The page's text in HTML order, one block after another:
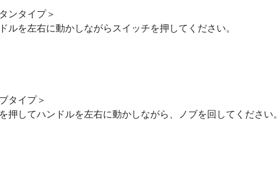
ンタイプ＞
ルを左右に動かしながらスイッチを押してください。
タイプ＞
押してハンドルを左右に動かしながら、ノブを回してください。